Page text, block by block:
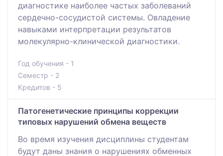
диагностике наиболее частых заболеваний
сердечно-сосудистой системы. Овладение
навыками интерпретации результатов
молекулярно-клинической диагностики.
Год обучения - 1
Семестр - 2
Кредитов - 5
Патогенетические принципы коррекции
типовых нарушений обмена веществ
Во время изучения дисциплины студентам
будут даны знания о нарушениях обменных